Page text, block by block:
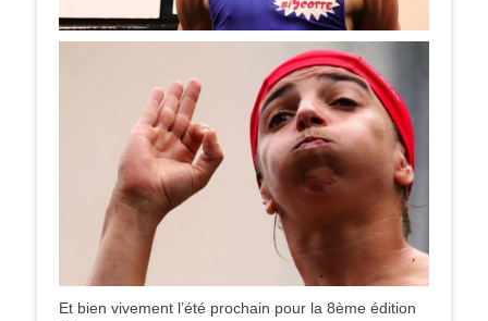
Et bien vivement l’été prochain pour la 8ème édition